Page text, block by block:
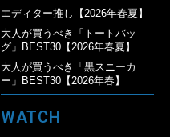
エディター推し【2026年春夏】
大人が買うべき「トートバッ
グ」BEST30【2026年春夏】
大人が買うべき「黒スニーカ
ー」BEST30【2026年春】
WATCH